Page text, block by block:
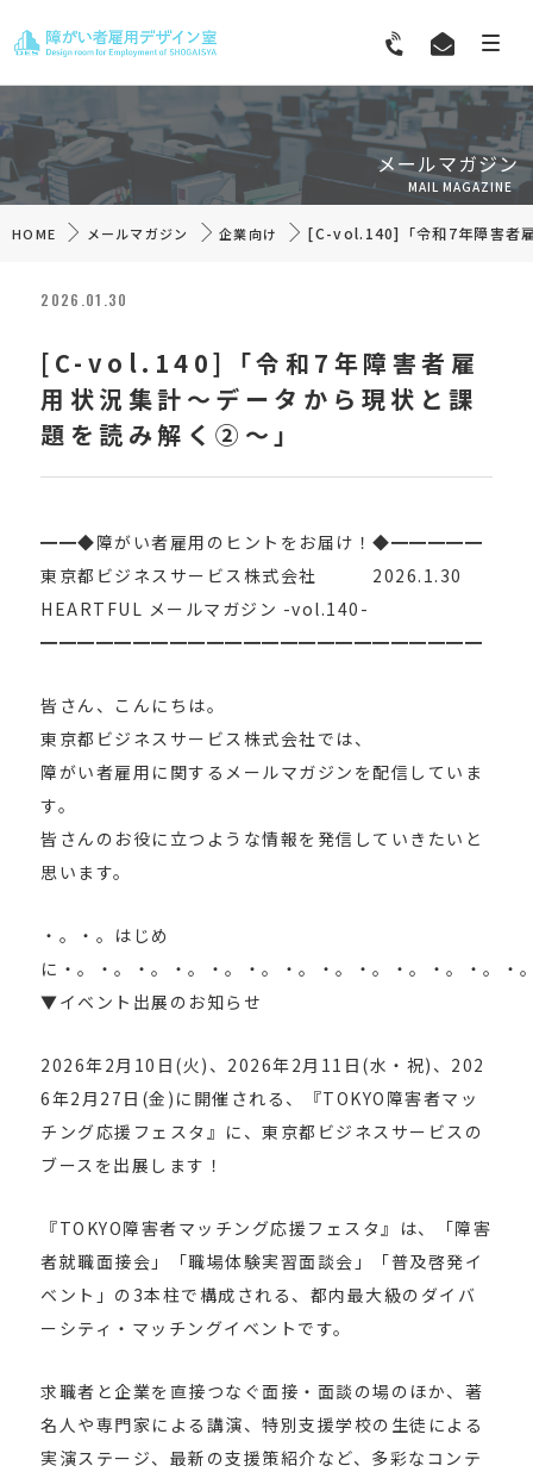
メールマガジン
MAIL MAGAZINE
HOME メールマガジン 企業向け [C-vol.140]「令和7年障害者
2026.01.30
[C-vol.140]「令和7年障害者雇
用状況集計～データから現状と課
題を読み解く②～」
━━◆障がい者雇用のヒントをお届け！◆━━━━━
東京都ビジネスサービス株式会社 2026.1.30
HEARTFUL メールマガジン -vol.140-
━━━━━━━━━━━━━━━━━━━━━━━━
皆さん、こんにちは。
東京都ビジネスサービス株式会社では、
障がい者雇用に関するメールマガジンを配信していま
す。
皆さんのお役に立つような情報を発信していきたいと
思います。
・。・。はじめ
に・。・。・。・。・。・。・。・。・。・。・。・。・
▼イベント出展のお知らせ
2026年2月10日(火)、2026年2月11日(水・祝)、202
6年2月27日(金)に開催される、『TOKYO障害者マッ
チング応援フェスタ』に、東京都ビジネスサービスの
ブースを出展します！
『TOKYO障害者マッチング応援フェスタ』は、「障害
者就職面接会」「職場体験実習面談会」「普及啓発イ
ベント」の3本柱で構成される、都内最大級のダイバ
ーシティ・マッチングイベントです。
求職者と企業を直接つなぐ面接・面談の場のほか、著
名人や専門家による講演、特別支援学校の生徒による
実演ステージ、最新の支援策紹介など、多彩なコンテ